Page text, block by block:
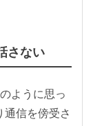
さない
ように思っ
通信を傍受さ